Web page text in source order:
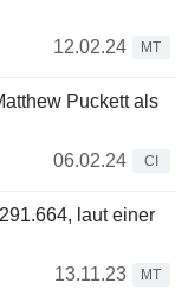
12.02.24
MT
Puckett als
06.02.24
CI
laut einer
13.11.23
MT